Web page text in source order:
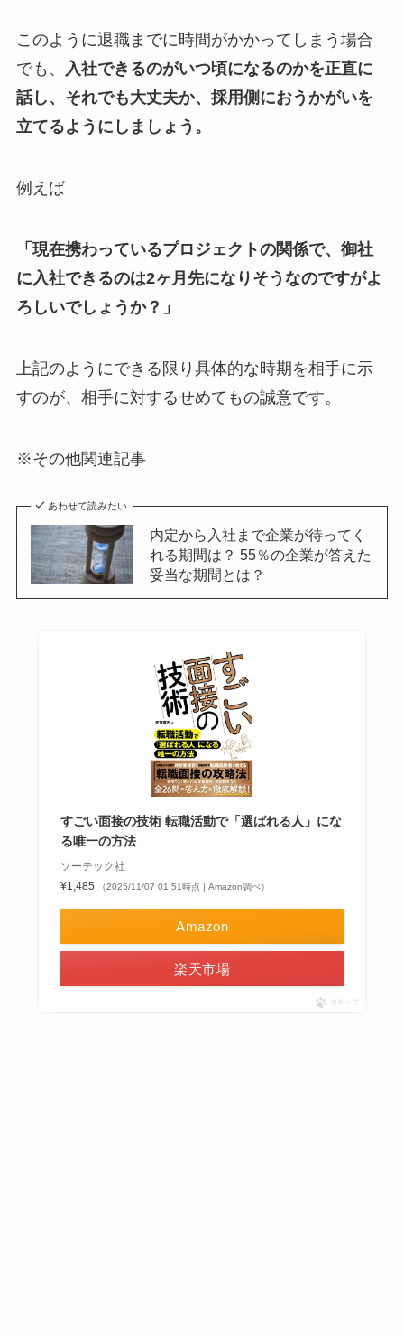
このように退職までに時間がかかってしまう場合
でも、
入社できるのがいつ頃になるのかを正直に
話し、それでも大丈夫か、採用側におうかがいを
立てるようにしましょう。
例えば
「現在携わっているプロジェクトの関係で、御社
に入社できるのは2ヶ月先になりそうなのですがよ
ろしいでしょうか？」
上記のようにできる限り具体的な時期を相手に示
すのが、相手に対するせめてもの誠意です。
※その他関連記事
あわせて読みたい
内定から入社まで企業が待ってく
れる期間は？ 55％の企業が答えた
妥当な期間とは？
すごい面接の技術 転職活動で「選ばれる人」にな
る唯一の方法
ソーテック社
¥1,485
（2025/11/07 01:51時点 | Amazon調べ）
Amazon
楽天市場
ポチップ